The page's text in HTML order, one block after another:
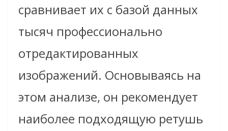
сравнивает их с базой данных
тысяч профессионально
отредактированных
изображений. Основываясь на
этом анализе, он рекомендует
наиболее подходящую ретушь